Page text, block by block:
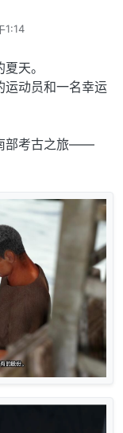
1:14
天。
运动员和一名幸运
部考古之旅——